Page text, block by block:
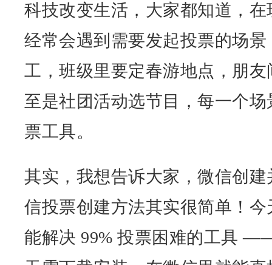
科技改变生活，大家都知道，
经常会遇到需要发起投票的场
工，班级里要定春游地点，朋
至是社团活动选节目，每一个
票工具。
其实，我想告诉大家，微信创
信投票创建方法其实很简单！
能解决 99% 投票困难的工具